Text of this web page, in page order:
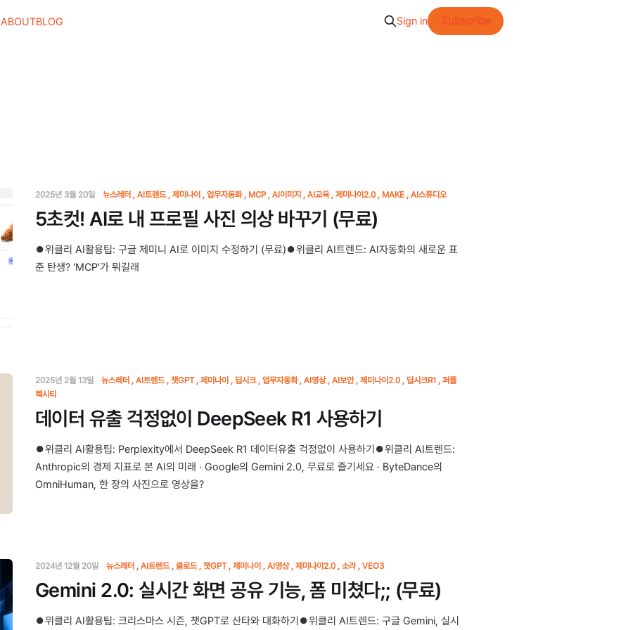
ABOUTBLOG Sign in Subscribe
2025년 3월 20일 뉴스레터 AI트렌드 제미나이 업무자동화 MCP AI이미지 AI교육 제미나이2.0 MAKE AI스튜디오
5초컷! AI로 내 프로필 사진 의상 바꾸기 (무료)
⏺위클리 AI활용팁: 구글 제미니 AI로 이미지 수정하기 (무료)⏺위클리 AI트렌드: AI자동화의 새로운 표
준 탄생? 'MCP'가 뭐길래
2025년 2월 13일 뉴스레터 AI트렌드 챗GPT 제미나이 딥시크 업무자동화 AI영상 AI보안 제미나이2.0 딥시크R1
퍼플
렉시티
데이터 유출 걱정없이 DeepSeek R1 사용하기
⏺위클리 AI활용팁: Perplexity에서 DeepSeek R1 데이터유출 걱정없이 사용하기⏺위클리 AI트렌드:
Anthropic의 경제 지표로 본 AI의 미래 · Google의 Gemini 2.0, 무료로 즐기세요 · ByteDance의
OmniHuman, 한 장의 사진으로 영상을?
2024년 12월 20일 뉴스레터 AI트렌드 클로드 챗GPT 제미나이 AI영상 제미나이2.0 소라 VEO3
Gemini 2.0: 실시간 화면 공유 기능, 폼 미쳤다;; (무료)
⏺위클리 AI활용팁: 크리스마스 시즌, 챗GPT로 산타와 대화하기⏺위클리 AI트렌드: 구글 Gemini, 실시